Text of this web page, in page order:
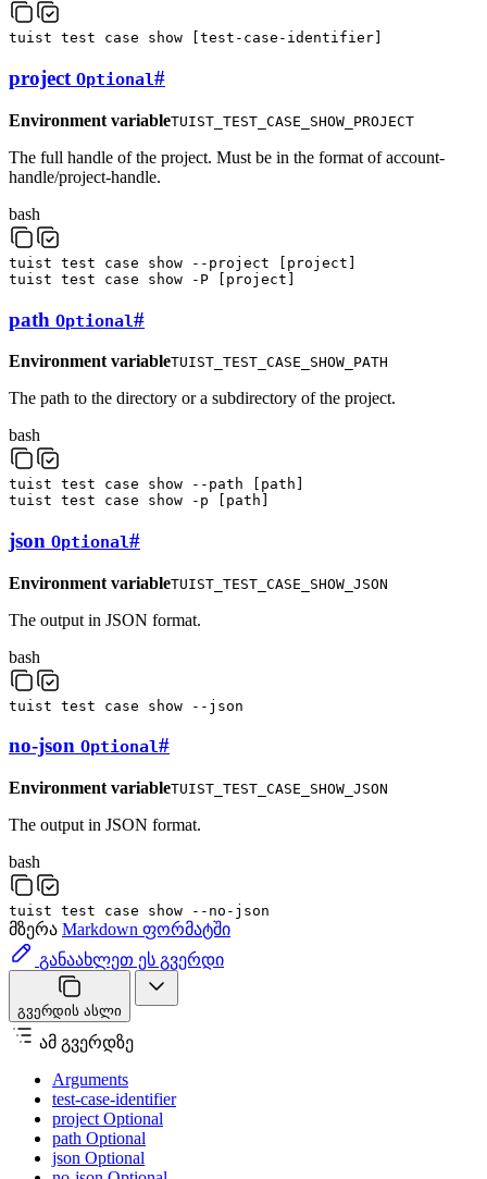
tuist test case show test-case-identifier
project Optional#
Environment variableTUIST_TEST_CASE_SHOW_PROJECT
The full handle of the project. Must be in the format of account-
handle/project-handle.
bash
tuist test case show --project project
tuist test case show -P project
path Optional#
Environment variableTUIST_TEST_CASE_SHOW_PATH
The path to the directory or a subdirectory of the project.
bash
tuist test case show --path path
tuist test case show -p path
json Optional#
Environment variableTUIST_TEST_CASE_SHOW_JSON
The output in JSON format.
bash
tuist test case show --json
no-json Optional#
Environment variableTUIST_TEST_CASE_SHOW_JSON
The output in JSON format.
bash
tuist test case show --no-json
მზერა Markdown ფორმატში
განაახლეთ ეს გვერდი
გვერდის ასლი
ამ გვერდზე
Arguments
test-case-identifier
project Optional
path Optional
json Optional